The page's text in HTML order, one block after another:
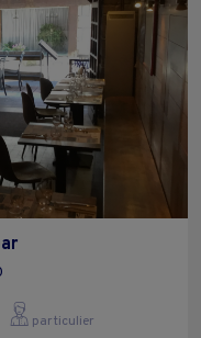
particulier